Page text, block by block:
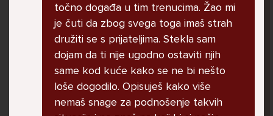
U školi me ogovara nekoliko prijatelja ne
znam zašto. Čak su napravili grupu gdje me
ogovaraju. To sam saznala tako što mi je
prijateljica rekla. Više ne želim ići u školu ali
me mama i tata tjeraju. Svaku večer kod kuće
točno događa u tim trenucima. Žao mi
je čuti da zbog svega toga imaš strah
družiti se s prijateljima. Stekla sam
dojam da ti nije ugodno ostaviti njih
same kod kuće kako se ne bi nešto
loše dogodilo. Opisuješ kako više
nemaš snage za podnošenje takvih